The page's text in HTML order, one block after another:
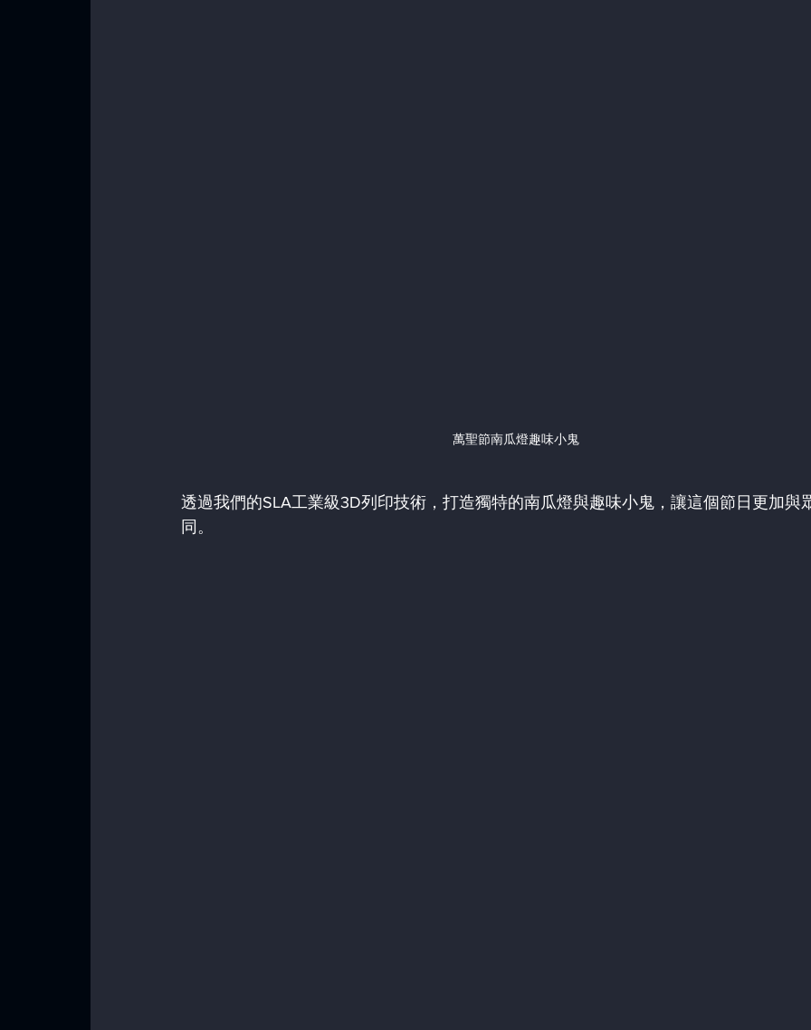
萬聖節南瓜燈趣味小鬼
透過我們的SLA工業級3D列印技術，打造獨特的南瓜燈與趣味小鬼，讓這個節日更加與
同。